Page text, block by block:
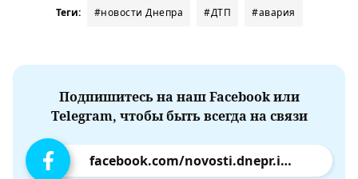
Теги: #новости Днепра #ДТП #авария
Подпишитесь на наш Facebook или
Telegram, чтобы быть всегда на связи
facebook.com/novosti.dnepr.info